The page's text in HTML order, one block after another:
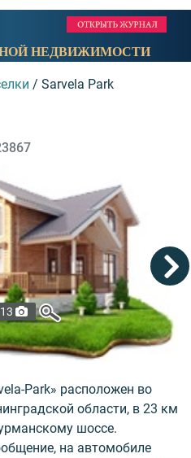
НЕДВИЖИМОСТИ
/ Sarvela Park
13
Park» расположен во
области, в 23 км
шоссе.
на автомобиле